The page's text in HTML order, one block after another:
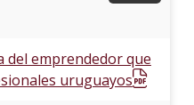
del emprendedor que
uruguayos